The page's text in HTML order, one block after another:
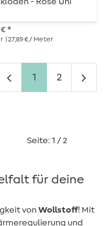
- Rose Uni
*
| 27,89 € / Meter
1 2
Seite: 1 / 2
für deine
von Wollstoff! Mit
und